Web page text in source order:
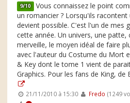
9/10 Vous connaissez le point
un romancier ? Lorsqu'ils
devient possible. C'est l'un de mes
cette année. Un univers, une patte,
merveille, le moyen idéal de faire
avec l'auteur du Costume du Mort
& Key dont le tome 1 vient de
Graphics. Pour les fans de King,
21/11/2010 à 15:30 Fredo (1249